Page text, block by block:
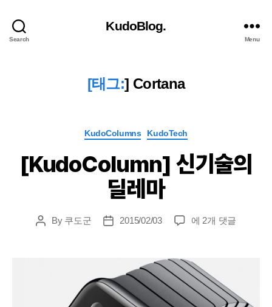
Search
KudoBlog.
Menu
[태그:] Cortana
Categories
KudoColumns KudoTech
[KudoColumn] 신기술의
딜레마
PostBy 쿠도군
Post2015/02/03
[KudoColumn]
술
의
딜
레
에 2개 댓글